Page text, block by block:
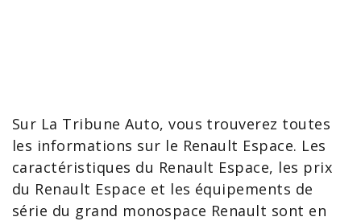
Sur La Tribune Auto, vous trouverez toutes
les informations sur le Renault Espace. Les
caractéristiques du Renault Espace, les prix
du Renault Espace et les équipements de
série du grand monospace Renault sont en